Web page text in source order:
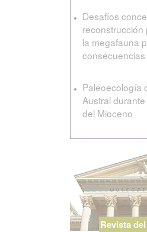
Desafíos
la megafauna
Paleoecología
Austral
del Mioceno
Revista